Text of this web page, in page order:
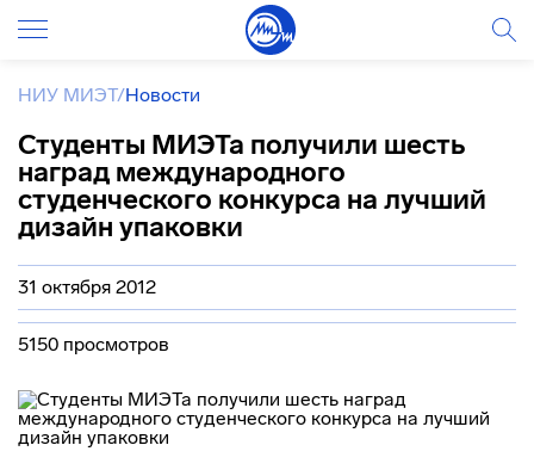
НИУ МИЭТ/Новости
Студенты МИЭТа получили шесть
наград международного
студенческого конкурса на лучший
дизайн упаковки
31 октября 2012
5150 просмотров